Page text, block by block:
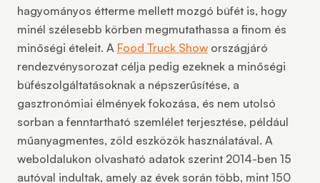
hagyományos étterme mellett mozgó büfét is, hogy
minél szélesebb körben megmutathassa a finom és
minőségi ételeit. A Food Truck Show országjáró
rendezvénysorozat célja pedig ezeknek a minőségi
büfészolgáltatásoknak a népszerűsítése, a
gasztronómiai élmények fokozása, és nem utolsó
sorban a fenntartható szemlélet terjesztése, például
műanyagmentes, zöld eszközök használatával. A
weboldalukon olvasható adatok szerint 2014-ben 15
autóval indultak, amely az évek során több, mint 150